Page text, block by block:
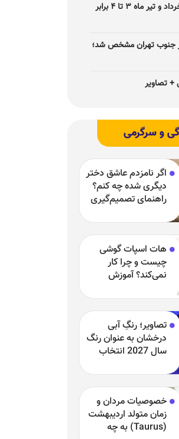
چرا قبض آب و برق خرداد و تیر ماه ۳ تا ۴ برابر
جنوب تهران مشخص شد؛
+ تصاویر
و سرگرمی
اگر نامزدم عاشق دختر
دیگری شده چه کنم؟
راهنمای تصمیم‌گیری
هات اسپات گوشی
چیست و چرا کار
نمی‌کند؟ آموزش
مشکلات
تصاویر؛ رنگِ آبی
درخشان به عنوان رنگ
سال 2027 انتخاب
خصوصیات مردان و
زمان متولد اردیبهشت
(Taurus) به چه